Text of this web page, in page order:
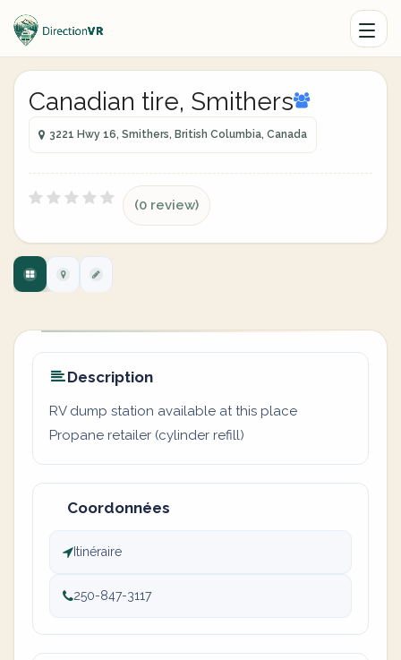
Canadian tire, Smithers
3221 Hwy 16, Smithers, British Columbia, Canada
(0 review)
Description
RV dump station available at this place
Propane retailer (cylinder refill)
Coordonnées
Itinéraire
250-847-3117